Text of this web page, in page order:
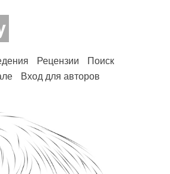
Рецензии
Поиск
Вход для авторов